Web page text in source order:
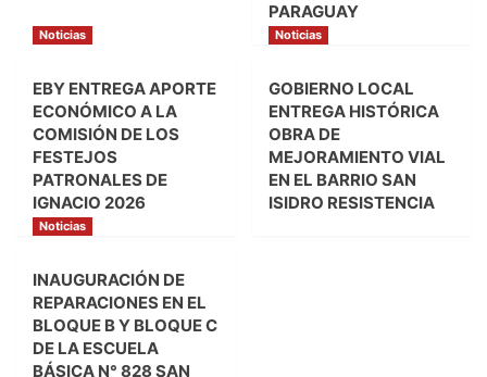
PARAGUAY
Noticias
EBY ENTREGA APORTE
ECONÓMICO A LA
COMISIÓN DE LOS
FESTEJOS
PATRONALES DE
IGNACIO 2026
Noticias
GOBIERNO LOCAL
ENTREGA HISTÓRICA
OBRA DE
MEJORAMIENTO VIAL
EN EL BARRIO SAN
ISIDRO RESISTENCIA
Noticias
INAUGURACIÓN DE
REPARACIONES EN EL
BLOQUE B Y BLOQUE C
DE LA ESCUELA
BÁSICA N° 828 SAN